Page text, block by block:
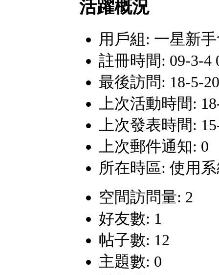
活躍概況
用戶組: 一星新
註冊時間: 09-3-4
最後訪問: 18-5-
上次活動時間:
上次發表時間:
上次郵件通知: 0
所在時區: 使用
空間訪問量: 2
好友數: 1
帖子數: 12
主題數: 0